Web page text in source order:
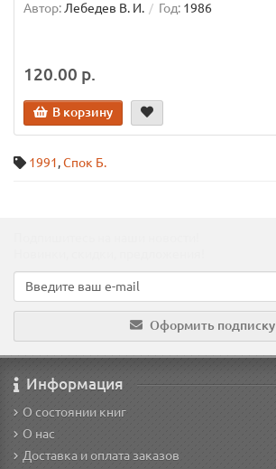
Автор: Лебедев В. И. Год: 1986
120.00 р.
В корзину
1991,Спок Б.
Оформить подписку
Информация
О состоянии книг
О нас
Доставка и оплата заказов